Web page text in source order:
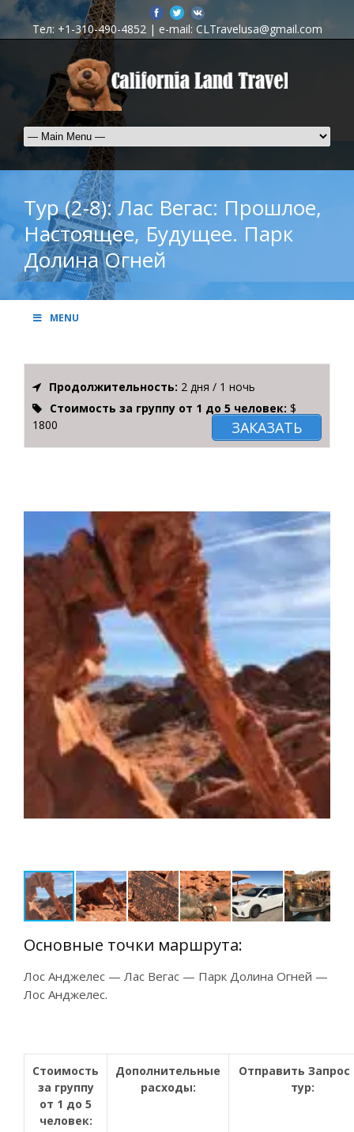
Тел: +1-310-490-4852 | e-mail: CLTravelusa@gmail.com
Тур (2-8): Лас Вегас: Прошлое,
Настоящее, Будущее. Парк
Долина Огней
MENU
Продолжительность: 2 дня / 1 ночь
Стоимость за группу от 1 до 5 человек: $
1800
ЗАКАЗАТЬ
Основные точки маршрута:
Лос Анджелес — Лас Вегас — Парк Долина Огней —
Лос Анджелес.
Стоимость
за группу
от 1 до 5
человек:
Дополнительные
расходы:
Отправить Запрос
тур: